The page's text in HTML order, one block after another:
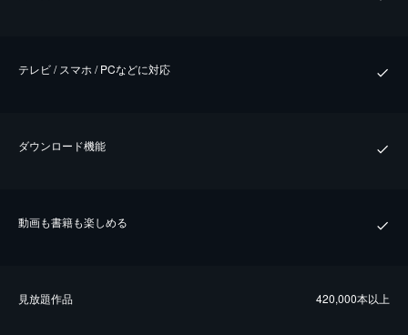
テレビ / スマホ / PCなどに対応
ダウンロード機能
動画も書籍も楽しめる
⾒放題作品 420,000本以上